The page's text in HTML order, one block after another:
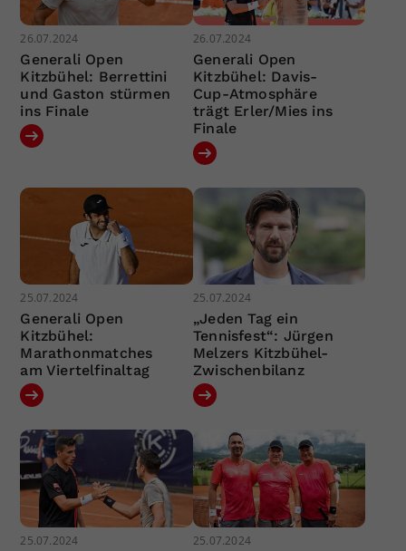
26.07.2024
Generali Open
Kitzbühel: Berrettini
und Gaston stürmen
ins Finale
26.07.2024
Generali Open
Kitzbühel: Davis-
Cup-Atmosphäre
trägt Erler/Mies ins
Finale
25.07.2024
Generali Open
Kitzbühel:
Marathonmatches
am Viertelfinaltag
25.07.2024
„Jeden Tag ein
Tennisfest“: Jürgen
Melzers Kitzbühel-
Zwischenbilanz
25.07.2024 25.07.2024